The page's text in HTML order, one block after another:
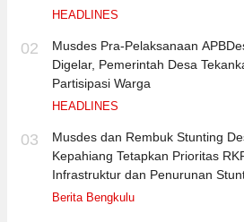
HEADLINES
02
Musdes Pra-Pelaksanaan
Digelar, Pemerintah Desa
Partisipasi Warga
HEADLINES
03
Musdes dan Rembuk Stunting
Kepahiang Tetapkan Prioritas
Infrastruktur dan Penurunan
Berita Bengkulu